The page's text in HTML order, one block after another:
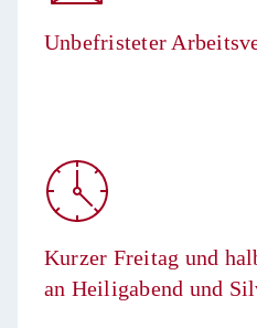
Unbefristeter
Kurzer Freitag und
an Heiligabend und